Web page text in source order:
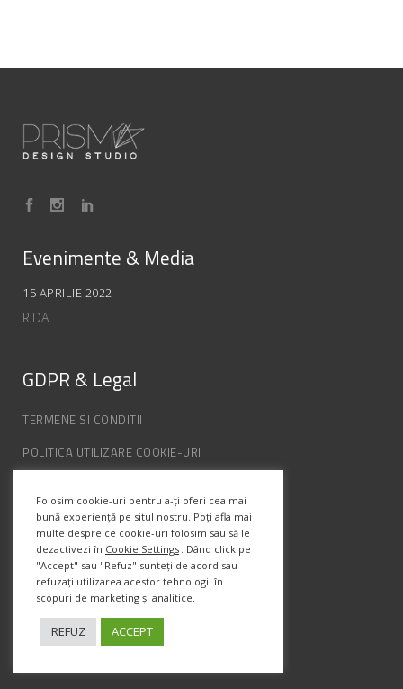
Evenimente & Media
15 APRILIE 2022
RIDA
GDPR & Legal
TERMENE SI CONDITII
POLITICA UTILIZARE COOKIE-URI
ANPC
Info Contact
Str. Semenic, Nr.1, Ap.5, Timisoara.
Telefon:(+4) 0747 066 701
Folosim cookie-uri pentru a-ți oferi cea mai
bună experiență pe situl nostru. Poți afla mai
multe despre ce cookie-uri folosim sau să le
dezactivezi în Cookie Settings . Dând click pe
"Accept" sau "Refuz" sunteți de acord sau
refuzați utilizarea acestor tehnologii în
scopuri de marketing și analitice.
REFUZ ACCEPT